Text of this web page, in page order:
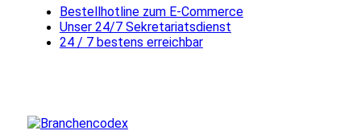
Bestellhotline zum E-Commerce
Unser 24/7 Sekretariatsdienst
24 / 7 bestens erreichbar